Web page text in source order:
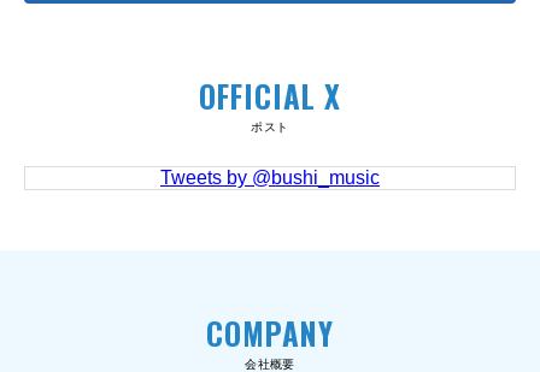
OFFICIAL X
ポスト
Tweets by @bushi_music
COMPANY
会社概要